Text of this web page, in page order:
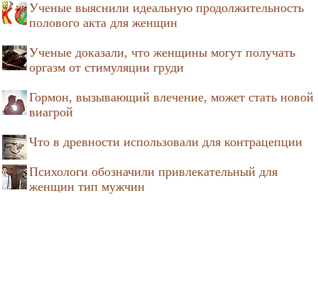
Ученые выяснили идеальную продолжительность
полового акта для женщин
Ученые доказали, что женщины могут получать
оргазм от стимуляции груди
Гормон, вызывающий влечение, может стать новой
виагрой
Что в древности использовали для контрацепции
Психологи обозначили привлекательный для
женщин тип мужчин